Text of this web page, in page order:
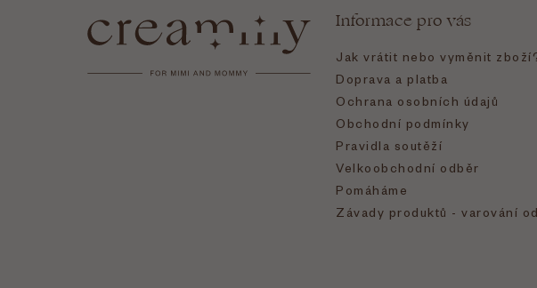
Informace pro vás
Jak vrátit nebo vyměnit
Doprava a platba
Ochrana osobních údajů
Obchodní podmínky
Pravidla soutěží
Velkoobchodní odběr
Pomáháme
Závady produktů - varování